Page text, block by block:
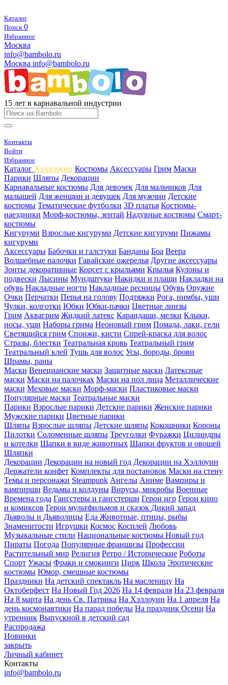
Каталог
Поиск 0
Избранное
Москва
info@bambolo.ru
Москва info@bambolo.ru
15 лет в карнавальной индустрии
Контакты
Войти
Избранное
Каталог Хэлллоуин Костюмы Аксессуары Грим Маски
Парики Шляпы Декорации
Карнавальные костюмы Для девочек Для мальчиков Для
малышей Для женщин и девушек Для мужчин Детские
костюмы Тематические футболки 3D платья Костюмы-
наездники Морф-костюмы, зентай Надувные костюмы Смарт-
костюмы
Кигуруми Взрослые кигуруми Детские кигуруми Пижамы
кигуруми
Аксессуары Бабочки и галстуки Банданы Боа Веера
Волшебные палочки Гавайские ожерелья Другие аксессуары
Зонты декоративные Корсет с крыльями Крылья Кулоны и
подвески Лысины Мундштуки Накидки и плащи Накладки на
обувь Накладные ногти Накладные ресницы Обувь Оружие
Очки Перчатки Перья на голову Подтяжки Рога, нимбы, уши
Чулки, колготки Юбки Юбки-пачки Цветные линзы
Грим Аквагрим Жидкий латекс Карандаши, мелки Клыки,
носы, уши Наборы грима Неоновый грим Помада, лаки, гели
Светящийся грим Спонжи, кисти Спрей-краска для волос
Стразы, блестки Театральная кровь Театральный грим
Театральный клей Тушь для волос Усы, бороды, брови
Шрамы, раны
Маски Венецианские маски Защитные маски Латексные
маски Маски на палочках Маски на пол лица Металлические
маски Меховые маски Морф-маски Пластиковые маски
Популярные маски Театральные маски
Парики Взрослые парики Детские парики Женские парики
Мужские парики Цветные парики
Шляпы Взрослые шляпы Детские шляпы Кокошники Короны
Пилотки Соломенные шляпы Треуголки Фуражки Цилиндры
и котелки Шапки в виде животных Шапки фруктов и овощей
Шляпки
Декорации Декорации на новый год Декорации на Хэллоуин
Держатели конфет Комплекты для постановок Маски на стену
Темы и персонажи Steampunk Ангелы Аниме Вампиры и
вампирши Ведьмы и колдуны Вирусы, микробы Военные
Времена года Гангстеры и гангстерши Герои игр Герои кино
и комиксов Герои мультфильмов и сказок Дикий запад
Дьяволы и Дьяволицы Еда Животные, птицы, рыбы
Знаменитости Игрушки Космос Косплей Любовь
Музыкальные стили Национальные костюмы Новый год
Пираты Погода Популярные франшизы Профессии
Растительный мир Религия Ретро / Исторические Роботы
Спорт Ужасы Фраки и смокинги Цирк Школа Эротические
костюмы Юмор, смешные костюмы
Праздники На детский спектакль На масленицу На
Октоберфест На Новый Год 2026 На 14 февраля На 23 февраля
На 8 марта На день Св. Патрика На Хэллоуин На 1 апреля На
день космонавтики На парад победы На праздник Осени На
утренник Выпускной в детский сад
Распродажа
Новинки
закрыть
Личный кабинет
Контакты
info@bambolo.ru